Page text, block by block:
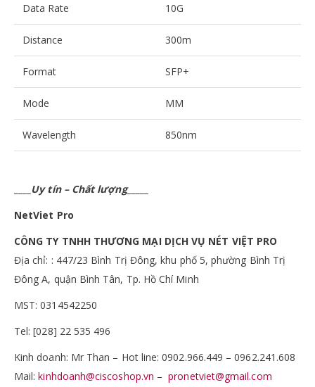
Data Rate 10G
Distance 300m
Format SFP+
Mode MM
Wavelength 850nm
Uy tín – Chất lượng_____
NetViet Pro
CÔNG TY TNHH THƯƠNG MẠI DỊCH VỤ NÉT VIỆT PRO
Địa chỉ: : 447/23 Bình Trị Đông, khu phố 5, phường Bình Trị
Đông A, quận Bình Tân, Tp. Hồ Chí Minh
MST: 0314542250
Tel: [028] 22 535 496
Kinh doanh: Mr Than – Hot line: 0902.966.449 – 0962.241.608
Mail:kinhdoanh@ciscoshop.vn –pronetviet@gmail.com